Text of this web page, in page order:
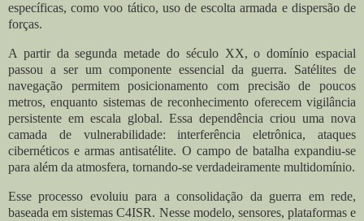
específicas, como voo tático, uso de escolta armada e dispersão de
forças.
A partir da segunda metade do século XX, o domínio espacial
passou a ser um componente essencial da guerra. Satélites de
navegação permitem posicionamento com precisão de poucos
metros, enquanto sistemas de reconhecimento oferecem vigilância
persistente em escala global. Essa dependência criou uma nova
camada de vulnerabilidade: interferência eletrônica, ataques
cibernéticos e armas antisatélite. O campo de batalha expandiu-se
para além da atmosfera, tornando-se verdadeiramente multidomínio.
Esse processo evoluiu para a consolidação da guerra em rede,
baseada em sistemas C4ISR. Nesse modelo, sensores, plataformas e